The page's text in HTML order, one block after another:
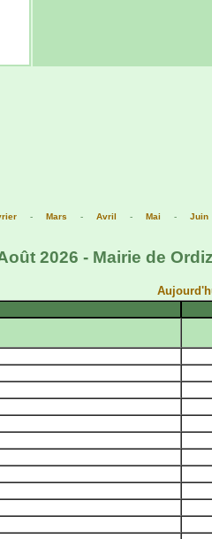
- Mars - Avril - Mai - Juin
2026 - Mairie de